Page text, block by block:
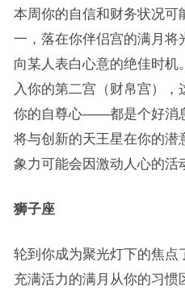
本周你的自信和财务状况可
一，落在你伴侣宫的满月将
向某人表白心意的绝佳时
入你的第二宫（财帛宫）
你的自尊心——都是个好消
将与创新的天王星在你的潜
象力可能会因激动人心的活
狮子座
轮到你成为聚光灯下的焦点
充满活力的满月从你的习惯